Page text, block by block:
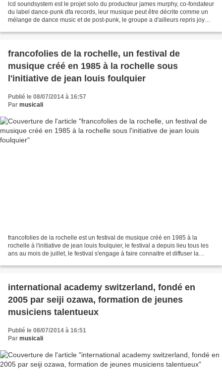
lcd soundsystem est le projet solo du producteur james murphy, co-fondateur
du label dance-punk dfa records, leur musique peut être décrite comme un
mélange de dance music et de post-punk, le groupe a d'ailleurs repris joy
francofolies de la rochelle, un festival de
musique créé en 1985 à la rochelle sous
l'initiative de jean louis foulquier
Publié le 08/07/2014 à 16:57
Par musicali
francofolies de la rochelle est un festival de musique créé en 1985 à la
rochelle à l'initiative de jean louis foulquier, le festival a depuis lieu tous les
ans au mois de juillet, le festival s'engage à faire connaitre et diffuser la
international academy switzerland, fondé en
2005 par seiji ozawa, formation de jeunes
musiciens talentueux
Publié le 08/07/2014 à 16:51
Par musicali